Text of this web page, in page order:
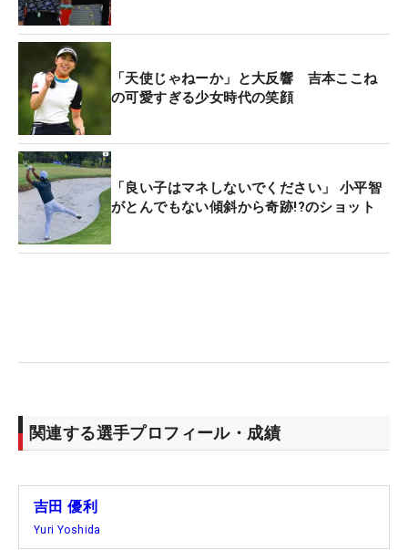
「天使じゃねーか」と大反響 吉本ここね
の可愛すぎる少女時代の笑顔
「良い子はマネしないでください」 小平智
がとんでもない傾斜から奇跡!?のショット
関連する選手プロフィール・成績
吉田 優利
Yuri Yoshida